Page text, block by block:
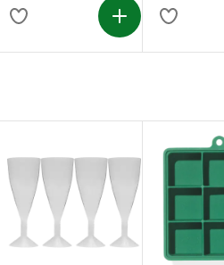
500 ml